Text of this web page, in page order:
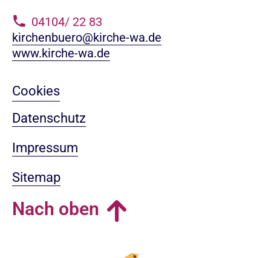
04104/ 22 83
kirchenbuero@kirche-wa.de
www.kirche-wa.de
Cookies
Datenschutz
Impressum
Sitemap
Nach oben